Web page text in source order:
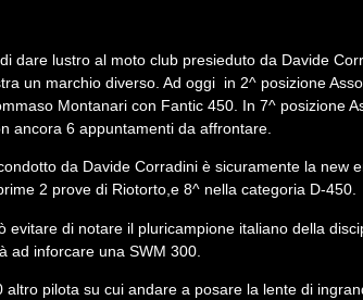
dare lustro al moto club presieduto da Davide
un marchio diverso. Ad oggi in 2^ posizione
Montanari con Fantic 450. In 7^ posizione
ancora 6 appuntamenti da affrontare.
da Davide Corradini è sicuramente la
2 prove di Riotorto,e 8^ nella categoria D-450.
di notare il pluricampione italiano della
ad inforcare una SWM 300.
pilota su cui andare a posare la lente di